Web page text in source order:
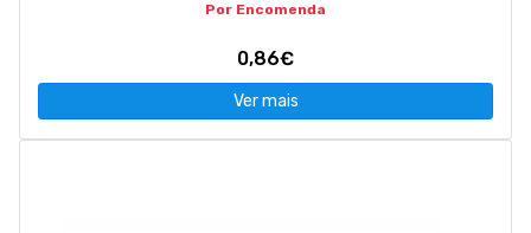
Por Encomenda
0,86€
Ver mais